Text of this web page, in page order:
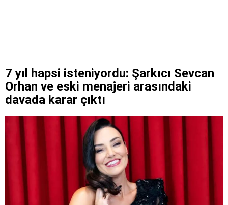
7 yıl hapsi isteniyordu: Şarkıcı Sevcan
Orhan ve eski menajeri arasındaki
davada karar çıktı